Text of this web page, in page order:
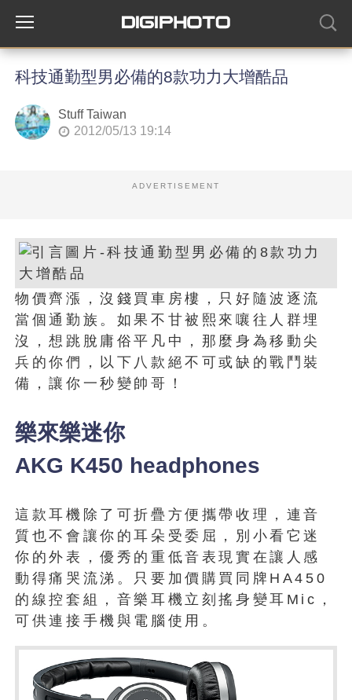
科技通勤型男必備的8款功力大增酷品
Stuff Taiwan
2012/05/13 19:14
ADVERTISEMENT
物價齊漲，沒錢買車房樓，只好隨波逐流
當個通勤族。如果不甘被熙來嚷往人群埋
沒，想跳脫庸俗平凡中，那麼身為移動尖
兵的你們，以下八款絕不可或缺的戰鬥裝
備，讓你一秒變帥哥！
樂來樂迷你
AKG K450 headphones
這款耳機除了可折疊方便攜帶收理，連音
質也不會讓你的耳朵受委屈，別小看它迷
你的外表，優秀的重低音表現實在讓人感
動得痛哭流涕。只要加價購買同牌HA450
的線控套組，音樂耳機立刻搖身變耳Mic，
可供連接手機與電腦使用。